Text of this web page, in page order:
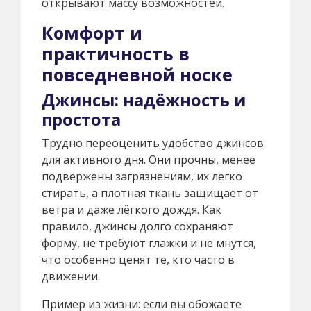
Комфорт и
практичность в
повседневной носке
Джинсы: надёжность и
простота
Трудно переоценить удобство джинсов
для активного дня. Они прочны, менее
подвержены загрязнениям, их легко
стирать, а плотная ткань защищает от
ветра и даже лёгкого дождя. Как
правило, джинсы долго сохраняют
форму, не требуют глажки и не мнутся,
что особенно ценят те, кто часто в
движении.
Пример из жизни: если вы обожаете